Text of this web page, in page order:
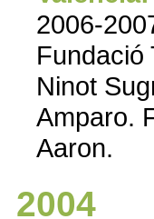
2006-
Fundació
Ninot
Amparo.
Aaron.
2004